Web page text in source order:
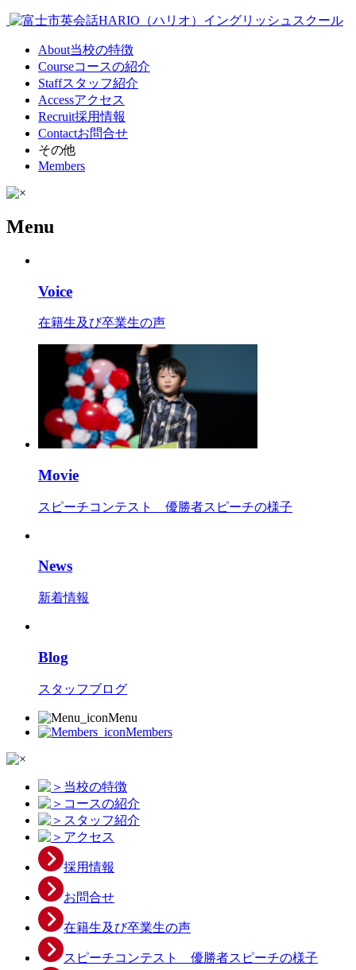
About当校の特徴
Courseコースの紹介
Staffスタッフ紹介
Accessアクセス
Recruit採用情報
Contactお問合せ
その他
Members
Menu
Voice
在籍生及び卒業生の声
Movie
スピーチコンテスト 優勝者スピーチの様子
News
新着情報
Blog
スタッフブログ
Menu
Members
当校の特徴
コースの紹介
スタッフ紹介
アクセス
採用情報
お問合せ
在籍生及び卒業生の声
スピーチコンテスト 優勝者スピーチの様子